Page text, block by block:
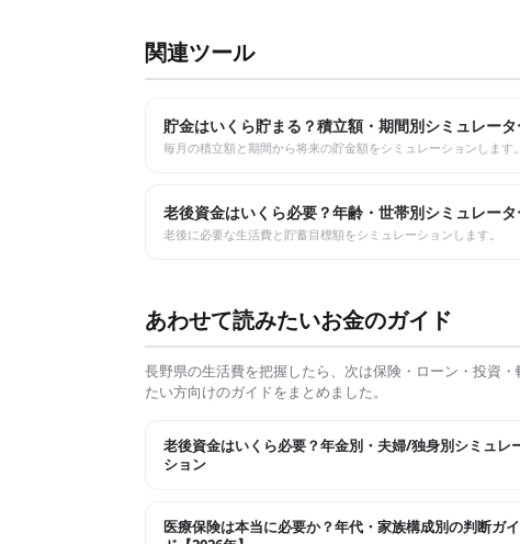
関連ツール
貯金はいくら貯まる？積立額・期間別シミュレー
毎月の積立額と期間から将来の貯金額をシミュレーションします。
老後資金はいくら必要？年齢・世帯別シミュレー
老後に必要な生活費と貯蓄目標額をシミュレーションします。
あわせて読みたいお金のガイド
長野県の生活費を把握したら、次は保険・ローン・投資
たい方向けのガイドをまとめました。
老後資金はいくら必要？年金別・夫婦/独身別シミュレ
ション
医療保険は本当に必要か？年代・家族構成別の判断ガイ